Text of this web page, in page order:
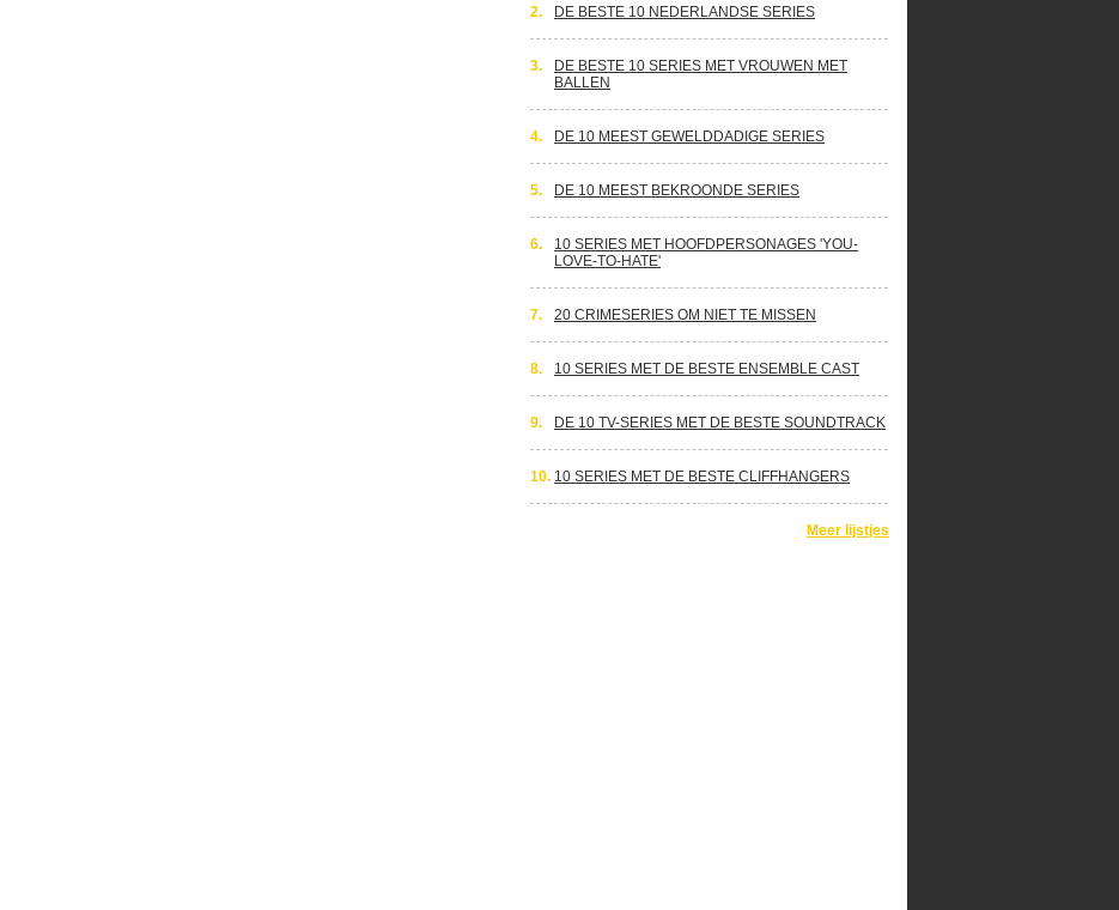
2. DE BESTE 10 NEDERLANDSE SERIES
3.
DE BESTE 10 SERIES MET VROUWEN MET
BALLEN
4. DE 10 MEEST GEWELDDADIGE SERIES
5. DE 10 MEEST BEKROONDE SERIES
6.
10 SERIES MET HOOFDPERSONAGES 'YOU-
LOVE-TO-HATE'
7. 20 CRIMESERIES OM NIET TE MISSEN
8. 10 SERIES MET DE BESTE ENSEMBLE CAST
9. DE 10 TV-SERIES MET DE BESTE SOUNDTRACK
10. 10 SERIES MET DE BESTE CLIFFHANGERS
Meer lijstjes